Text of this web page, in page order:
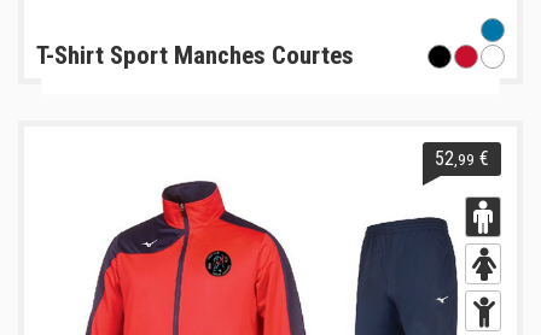
T-Shirt Sport Manches Courtes
52 ,99 €